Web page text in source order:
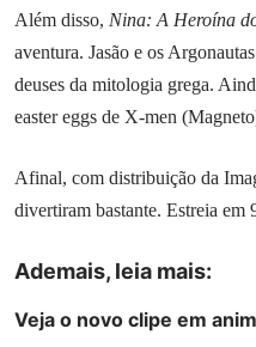
Além disso, Nina: A Heroína
aventura. Jasão e os
deuses da mitologia grega.
easter eggs de X-men
Afinal, com distribuição da
divertiram bastante. Estreia em
Ademais, leia mais:
Veja o novo clipe em